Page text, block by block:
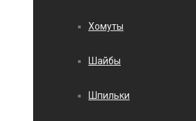
Хомуты
Шайбы
Шпильки